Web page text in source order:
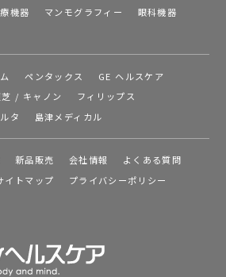
機器 マンモグラフィー
眼科機器
ペンタックス
GE ヘルスケア
芝 / キャノン
フィリップス
タ 島津メディカル
新品販売 会社情報
よくある質問
イトマップ プライバシーポリシー